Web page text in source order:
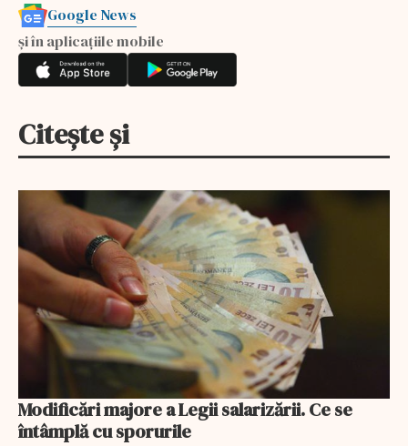
Google News
și în aplicațiile mobile
Citește și
Modificări majore a Legii salarizării. Ce se
întâmplă cu sporurile